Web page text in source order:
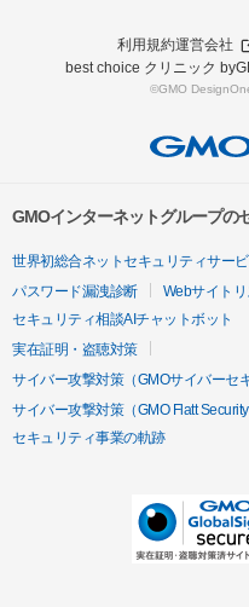
利用規約運営会社
best choice クリニック
©GMO
GMOインターネットグループの
世界初総合ネットセキュリティサー
パスワード漏洩診断
Webサイト
セキュリティ相談AIチャットボット
実在証明・盗聴対策
サイバー攻撃対策（GMOサイバーセ
サイバー攻撃対策（GMO Flatt Security
セキュリティ事業の軌跡